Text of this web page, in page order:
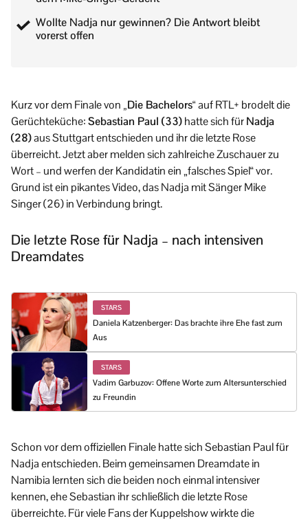
Wollte Nadja nur gewinnen? Die Antwort bleibt
vorerst offen
Kurz vor dem Finale von „Die Bachelors“auf RTL+ brodelt die
Gerüchteküche:Sebastian Paul (33)hatte sich fürNadja
(28)aus Stuttgart entschieden und ihr die letzte Rose
überreicht. Jetzt aber melden sich zahlreiche Zuschauer zu
Wort – und werfen der Kandidatin ein „falsches Spiel“ vor.
Grund ist ein pikantes Video, das Nadja mit Sänger Mike
Singer (26) in Verbindung bringt.
Die letzte Rose für Nadja – nach intensiven
Dreamdates
STARS
Daniela Katzenberger: Das brachte ihre Ehe fast zum
Aus
STARS
Vadim Garbuzov: Offene Worte zum Altersunterschied
zu Freundin
Schon vor dem offiziellen Finale hatte sich Sebastian Paul für
Nadja entschieden. Beim gemeinsamen Dreamdate in
Namibia lernten sich die beiden noch einmal intensiver
kennen, ehe Sebastian ihr schließlich die letzte Rose
überreichte. Für viele Fans der Kuppelshow wirkte die